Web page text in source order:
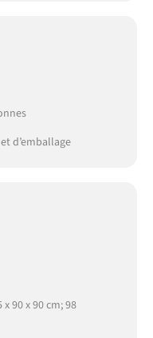
d’emballage
90 x 90 cm; 98